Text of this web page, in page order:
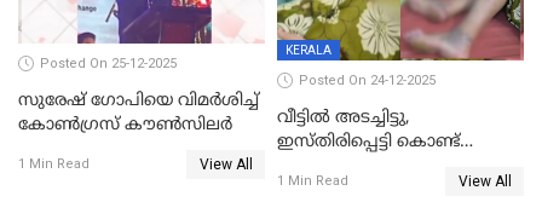
Posted On 25-12-2025
സുരേഷ് ഗോപിയെ വിമര്‍ശിച്ച്
കോണ്‍ഗ്രസ് കൗണ്‍സിലര്‍
1 Min Read View All
KERALA
Posted On 24-12-2025
വീട്ടിൽ അടച്ചിട്ടു,
ഇസ്തിരിപ്പെട്ടി കൊണ്ട്
ഗർഭിണിയായ യുവതിക്ക് ക്രൂര
1 Min Read View All